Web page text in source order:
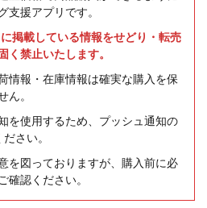
支援アプリです。
掲載している情報をせどり・転売
く禁止いたします。
情報・在庫情報は確実な購入を保
ん。
を使用するため、プッシュ通知の
さい。
を図っておりますが、購入前に必
確認ください。